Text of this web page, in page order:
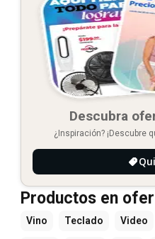
Descubra
¿Inspiración? ¡Descubre
Productos en
Vino Teclado Video